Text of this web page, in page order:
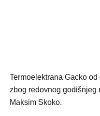
Termoelektrana Gacko
zbog redovnog godišnjeg
Maksim Skoko.